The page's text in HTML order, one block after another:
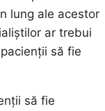
lung ale acestor
ar trebui
să fie
să fie